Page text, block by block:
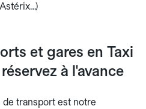
et gares en Taxi
à l'avance
transport est notre